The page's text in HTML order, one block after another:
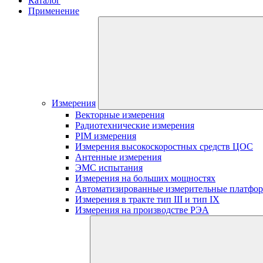
Применение
Измерения
Векторные измерения
Радиотехнические измерения
PIM измерения
Измерения высокоскоростных средств ЦОС
Антенные измерения
ЭМС испытания
Измерения на больших мощностях
Автоматизированные измерительные
Измерения в тракте тип III и тип IX
Измерения на производстве РЭА